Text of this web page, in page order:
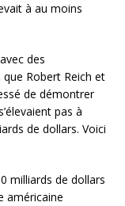
à au moins
des
Robert Reich et
de démontrer
pas à
de dollars. Voici
milliards de dollars
américaine